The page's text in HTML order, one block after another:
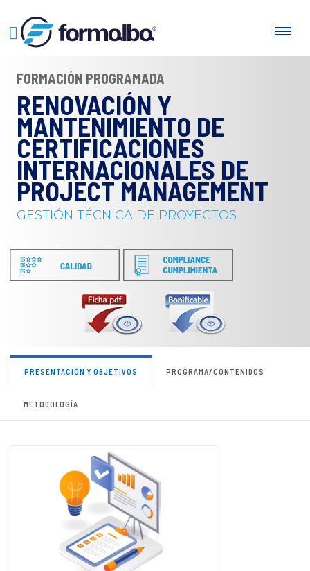
FORMACIÓN PROGRAMADA
RENOVACIÓN Y
MANTENIMIENTO DE
CERTIFICACIONES
INTERNACIONALES DE
PROJECT MANAGEMENT
GESTIÓN TÉCNICA DE PROYECTOS
PRESENTACIÓN Y OBJETIVOS PROGRAMA/CONTENIDOS
METODOLOGÍA